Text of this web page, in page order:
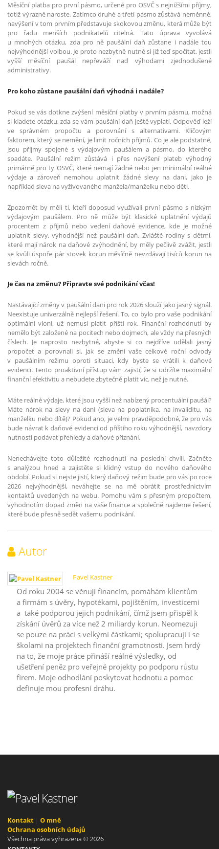
Měsíční platba pro první pásmo, určené pro OSVČ s nejnižšími příjmy,
totiž výrazně naroste. Zatímco druhé a třetí pásmo zůstává neměnné,
navýšení v tom prvním představuje skokovou změnu, která může být
pro řadu menších podnikatelů citelná. Tato úprava vyvolává
u mnohých otázku, zda pro ně paušální daň zůstane i nadále tou
nejvýhodnější volbou. Je proto nezbytně nutné si již teď spočítat, jestli
vyšší měsíční paušál nepřeváží nad výhodami zjednodušené
administrativy.
Pro koho zůstane paušální daň výhodná i nadále?
Pokud se vás dotkne zvýšení měsíční platby v prvním pásmu, možná
si kladete otázku, zda se vám paušální daň ještě vyplatí. Odpověď leží
ve správném propočtu a porovnání s alternativami. Klíčovým
faktorem, který se nemění, je limit ročních příjmů. Co je ale podstatné,
jsou příjmy spojené s výdajovým paušálem a pásmo, do kterého
spadáte. Paušální režim zůstává i přes navýšení plateb výhodný
primárně pro ty OSVČ, které nemají žádné nebo jen minimální reálné
výdaje a zároveň nemohou uplatnit žádné slevy na dani, jako je
například sleva na vyživovaného manžela/manželku nebo děti.
Zpozornět by měli ti, kteří doposud využívali první pásmo s nízkým
výdajovým paušálem. Pro ně může být klasické uplatnění výdajů
procentem z příjmů nebo vedení daňové evidence, kde je možné
uplatnit slevy, výhodnější než paušální daň. Zvláště rodiny s dětmi,
které mají nárok na daňové zvýhodnění, by měly pečlivě zvážit, jestli
se kvůli úspoře pár stovek korun měsíčně nevzdávají tisíců korun na
slevách ročně.
Je čas na změnu? Připravte své podnikání včas!
Nastávající změny v paušální dani pro rok 2026 slouží jako jasný signál.
Neexistuje univerzálně nejlepší řešení. To, co bylo pro vaše podnikání
optimální vloni, už nemusí platit příští rok. Finanční rozhodnutí by
nemělo být založené na pocitech nebo dojmech, ale vždy na přesných
číslech. Je naprosto nezbytné, abyste si co nejdříve udělali jasný
propočet a porovnali si, jak se změní vaše celkové roční odvody
v paušálním režimu oproti situaci, kdy byste se vrátili k daňové
evidenci. Tento proaktivní přístup vám zajistí, že si udržíte maximální
finanční efektivitu a nebudete zbytečně platit víc, než je nutné.
Máte reálné výdaje, které jsou vyšší než nabízený procentuální paušál?
Máte nárok na slevy na dani (sleva na poplatníka, na invaliditu, na
manželku nebo dítě)? Pokud ano, je velmi pravděpodobné, že pro vás
bude návrat k daňové evidenci od příštího roku výhodnější, navzdory
nutnosti podávat přehledy a daňové přiznání.
Nenechávejte toto důležité rozhodnutí na poslední chvíli. Začněte
s analýzou hned a zajistěte si klidný vstup do nového daňového
období. Pokud si nejste jistí, který daňový režim bude pro vás po roce
2026 nejvýhodnější, neváhejte se na mě obrátit prostřednictvím
kontaktů uvedených na webu. Pomohu vám s přesným propočtem,
vyhodnotím dopad změn na vaše finance a společně najdeme řešení,
které bude přesně sedět vašemu podnikání.
Autor
Pavel Kastner
Od roku 2004 se věnuji financím, pomáhám klientům
a firmám s úvěry, hypotékami, pojištěním, investicemi
a také podporou jejich podnikání, čímž jsem přispěl k
získání úvěrů za více než 2 miliardy korun. Neomezuji
se pouze na práci s velkými částkami; spolupracuji i se
školami na projektech finanční gramotnosti. Jsem hrdý
na to, že moje práce přináší reálné výsledky, od
ušetření peněz pro veřejné projekty po podporu růstu
firem. Moje odhodlání poskytovat hodnotu a pomoc
definuje mou profesní dráhu.
Kontakt | O mně
Ochrana osobních údajů
Všechna práva vyhrazena © 2026